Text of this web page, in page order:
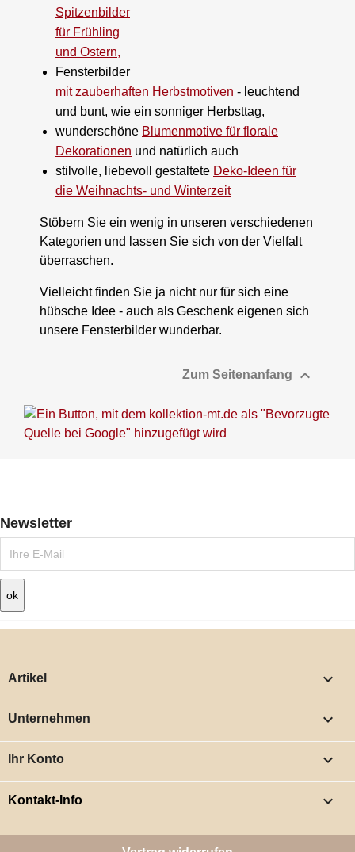
Spitzenbilder
für Frühling
und Ostern,
Fensterbilder
mit zauberhaften Herbstmotiven - leuchtend
und bunt, wie ein sonniger Herbsttag,
wunderschöne Blumenmotive für florale
Dekorationen und natürlich auch
stilvolle, liebevoll gestaltete Deko-Ideen für
die Weihnachts- und Winterzeit
Stöbern Sie ein wenig in unseren verschiedenen
Kategorien und lassen Sie sich von der Vielfalt
überraschen.
Vielleicht finden Sie ja nicht nur für sich eine
hübsche Idee - auch als Geschenk eigenen sich
unsere Fensterbilder wunderbar.
Zum Seitenanfang 
Newsletter
Artikel 
Unternehmen 
Ihr Konto 
Kontakt-Info keyboard_arrow_down